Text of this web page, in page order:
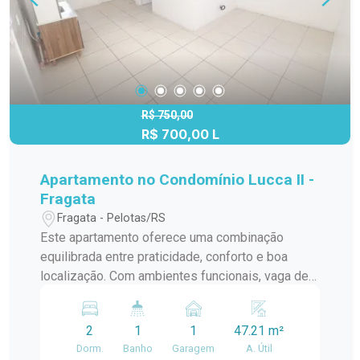
R$ 750,00
R$ 700,00 L
Apartamento no Condomínio Lucca II -
Fragata
Fragata - Pelotas/RS
Este apartamento oferece uma combinação
equilibrada entre praticidade, conforto e boa
localização. Com ambientes funcionais, vaga de
é uma excelente opção para quem busca um
imóvel que facilite a rotina e proporcione mais
qualidade de vida para toda a família.
2
Dorm.
1
Banho
1
Garagem
47.21 m²
A. Útil